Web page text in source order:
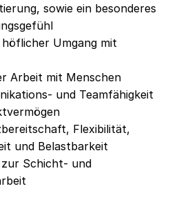
sowie ein besonderes
Umgang mit
Arbeit mit Menschen
und Teamfähigkeit
Flexibilität,
und Belastbarkeit
Schicht- und